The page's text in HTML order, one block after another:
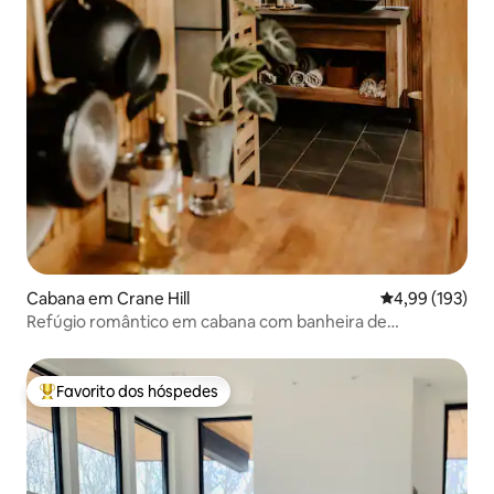
Cabana em Crane Hill Classificação
4,99 (193)
Refúgio romântico em cabana com banheira de
Favoritos dos hóspedes mais apreciados
Favorito dos hóspedes